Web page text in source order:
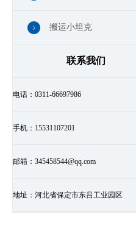
搬运小坦克
联系我们
电话： 0311-66697986
手机： 15531107201
邮箱： 345458544@qq.com
地址： 河北省保定市东吕工业园区